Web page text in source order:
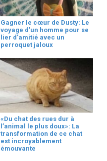
Gagner le cœur de Dusty: Le
voyage d’un homme pour se
lier d’amitié avec un
perroquet jaloux
«Du chat des rues dur à
l’animal le plus doux»: La
transformation de ce chat
est incroyablement
émouvante